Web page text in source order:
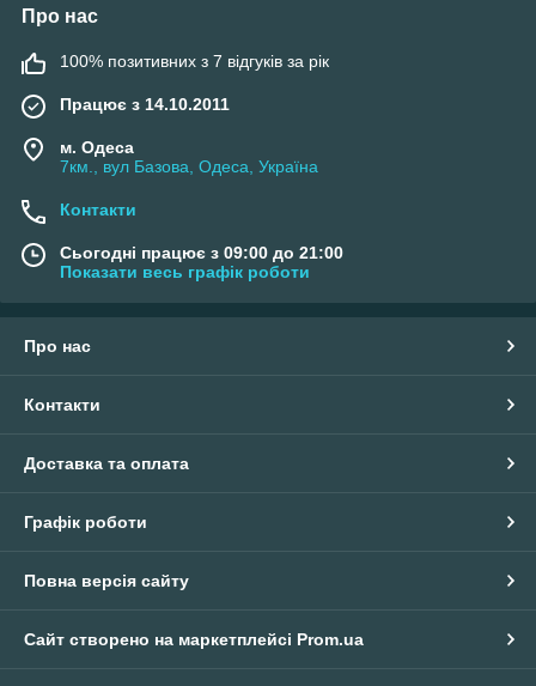
Про нас
100% позитивних з 7 відгуків за рік
Працює з 14.10.2011
м. Одеса
7км., вул Базова, Одеса, Україна
Контакти
Сьогодні працює з 09:00 до 21:00
Показати весь графік роботи
Про нас
Контакти
Доставка та оплата
Графік роботи
Повна версія сайту
Сайт створено на маркетплейсі Prom.ua